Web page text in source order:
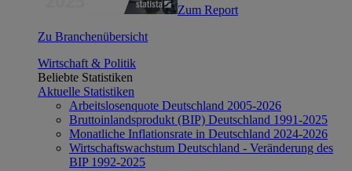
Zum Report
Zu Branchenübersicht
Wirtschaft & Politik
Beliebte Statistiken
Aktuelle Statistiken
Arbeitslosenquote Deutschland 2005-2026
Bruttoinlandsprodukt (BIP) Deutschland 1991-2025
Monatliche Inflationsrate in Deutschland 2024-2026
Wirtschaftswachstum Deutschland - Veränderung des
BIP 1992-2025